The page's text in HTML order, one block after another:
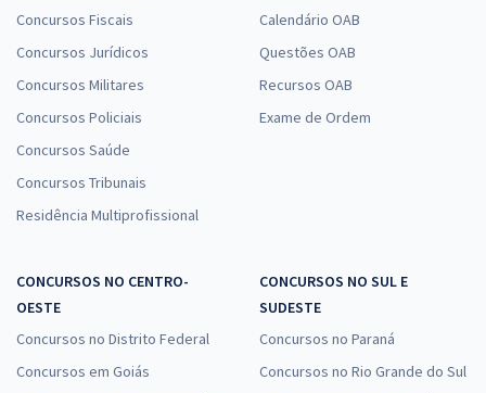
Concursos Fiscais
Concursos Jurídicos
Concursos Militares
Concursos Policiais
Concursos Saúde
Concursos Tribunais
Residência Multiprofissional
Calendário OAB
Questões OAB
Recursos OAB
Exame de Ordem
CONCURSOS NO CENTRO-
OESTE
Concursos no Distrito Federal
Concursos em Goiás
CONCURSOS NO SUL E
SUDESTE
Concursos no Paraná
Concursos no Rio Grande do Sul